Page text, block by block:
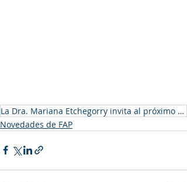
La Dra. Mariana Etchegorry invita al próximo Congreso de la FAP
Novedades de FAP